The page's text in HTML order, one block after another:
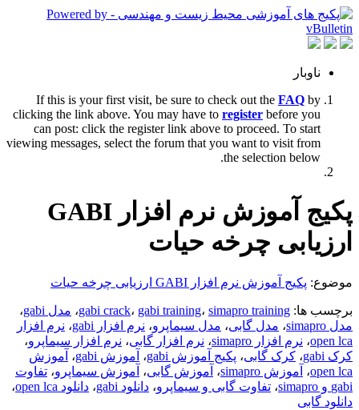
ناوبار
If this is your first visit, be sure to check out the FAQ by
clicking the link above. You may have to register before you
can post: click the register link above to proceed. To start
viewing messages, select the forum that you want to visit from
the selection below.
پکیج آموزش نرم افزار GABI
ارزیابی چرخه حیات
موضوع: پکیج آموزش نرم افزار GABI ارزیابی چرخه حیات
برچسب ها: gabi crack، gabi training، simapro training ، مدل gabi
،
مدل simapro
، مدل گابی، مدل سیماپرو، نرم افزار gabi ، نرم افزار
open lca، نرم افزار simapro ، نرم افزار گابی، نرم افزار سیماپرو،
کرک gabi
، کرک گابی، پکیج آموزش gabi ، آموزش gabi ، آموزش
open lca، آموزش simapro ، آموزش گابی، آموزش سیماپرو، تفاوت
gabi و simapro
، تفاوت گابی و سیماپرو، دانلود gabi ، دانلود open lca
،
دانلود گابی